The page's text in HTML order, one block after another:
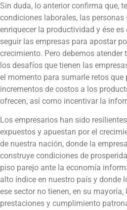
Sin duda, lo anterior confirma que,
condiciones laborales, las
enriquecer la productividad y ése es
seguir las empresas para apostar
crecimiento. Pero debemos atender
los desafíos que tienen las
el momento para sumarle retos que
incrementos de costos a los
ofrecen, así como incentivar la
Los empresarios han sido
expuestos y apuestan por el
de nuestra nación, donde la
construye condiciones de
piso parejo ante la economía
alto índice en nuestro país y donde
ese sector no tienen, en su
prestaciones y cumplimiento